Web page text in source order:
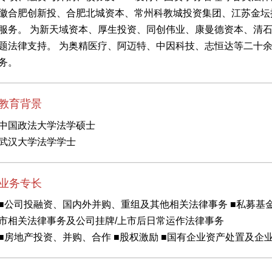
合肥创新投、合肥北城资本、常州科教城投资集团、江苏金
务。 为新天域资本、厚生投资、同创伟业、康曼德资本、清
法律支持。 为奥精医疗、阿迈特、中因科技、志恒达等二十
。
育背景
国政法大学法学硕士
汉大学法学学士
务专长
公司投融资、国内外并购、重组及其他相关法律事务 ■私募
相关法律事务及公司挂牌/上市后日常运作法律事务
房地产投资、并购、合作 ■股权激励 ■国有企业资产处置及企